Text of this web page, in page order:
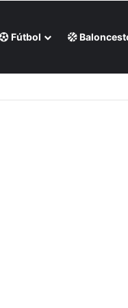
Fútbol
de Medias Rojas de